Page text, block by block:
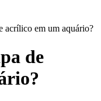
acrílico em um aquário?
de